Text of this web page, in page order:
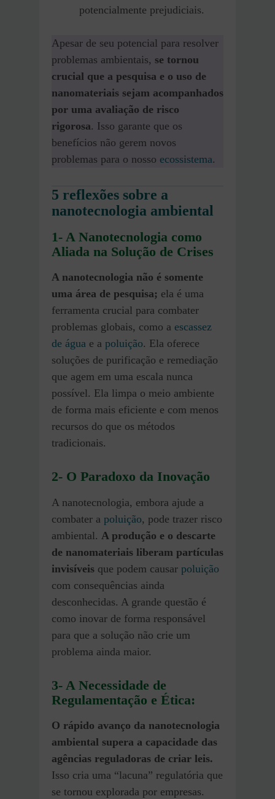
potencialmente prejudiciais.
Apesar de seu potencial para resolver
problemas ambientais, se tornou
crucial que a pesquisa e o uso de
nanomateriais sejam acompanhados
por uma avaliação de risco
rigorosa. Isso garante que os
benefícios não gerem novos
problemas para o nosso ecossistema.
5 reflexões sobre a
nanotecnologia ambiental
1- A Nanotecnologia como
Aliada na Solução de Crises
A nanotecnologia não é somente
uma área de pesquisa; ela é uma
ferramenta crucial para combater
problemas globais, como a escassez
de água e a poluição. Ela oferece
soluções de purificação e remediação
que agem em uma escala nunca
possível. Ela limpa o meio ambiente
de forma mais eficiente e com menos
recursos do que os métodos
tradicionais.
2- O Paradoxo da Inovação
A nanotecnologia, embora ajude a
combater a poluição, pode trazer risco
ambiental. A produção e o descarte
de nanomateriais liberam partículas
invisíveis que podem causar poluição
com consequências ainda
desconhecidas. A grande questão é
como inovar de forma responsável
para que a solução não crie um
problema ainda maior.
3- A Necessidade de
Regulamentação e Ética:
O rápido avanço da nanotecnologia
ambiental supera a capacidade das
agências reguladoras de criar leis.
Isso cria uma “lacuna” regulatória que
se tornou explorada por empresas.